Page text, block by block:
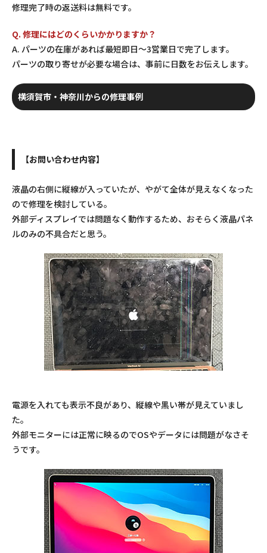
修理完了時の返送料は無料です。
Q. 修理にはどのくらいかかりますか？
A. パーツの在庫があれば最短即日〜3営業日で完了します。
パーツの取り寄せが必要な場合は、事前に日数をお伝えします。
横須賀市・神奈川からの修理事例
【お問い合わせ内容】
液晶の右側に縦線が入っていたが、やがて全体が見えなくなった
ので修理を検討している。
外部ディスプレイでは問題なく動作するため、おそらく液晶パネ
ルのみの不具合だと思う。
電源を入れても表示不良があり、縦線や黒い帯が見えていまし
た。
外部モニターには正常に映るのでOSやデータには問題がなさそ
うです。